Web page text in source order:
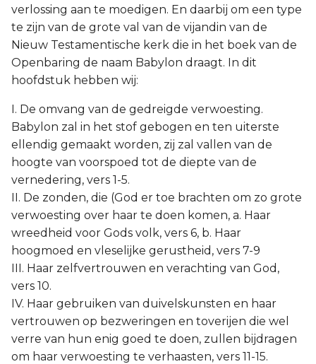
verlossing aan te moedigen. En daarbij om een type
te zijn van de grote val van de vijandin van de
Nieuw Testamentische kerk die in het boek van de
Openbaring de naam Babylon draagt. In dit
hoofdstuk hebben wij:
I. De omvang van de gedreigde verwoesting.
Babylon zal in het stof gebogen en ten uiterste
ellendig gemaakt worden, zij zal vallen van de
hoogte van voorspoed tot de diepte van de
vernedering, vers 1-5.
II. De zonden, die (God er toe brachten om zo grote
verwoesting over haar te doen komen, a. Haar
wreedheid voor Gods volk, vers 6, b. Haar
hoogmoed en vleselijke gerustheid, vers 7-9
III. Haar zelfvertrouwen en verachting van God,
vers 10.
IV. Haar gebruiken van duivelskunsten en haar
vertrouwen op bezweringen en toverijen die wel
verre van hun enig goed te doen, zullen bijdragen
om haar verwoesting te verhaasten, vers 11-15.